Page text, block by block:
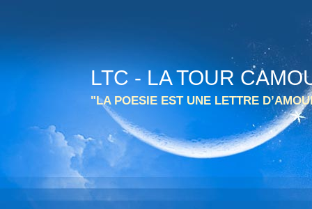
LTC - LA TOUR
"LA POESIE EST UNE LETTRE